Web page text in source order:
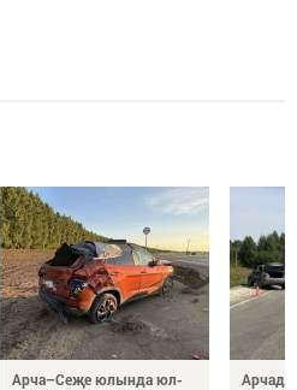
Арча–Сеҗе юлында юл-
Арчада